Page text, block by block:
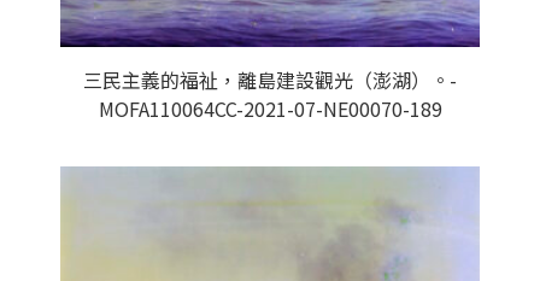
三民主義的福祉，離島建設觀光（澎湖）。-
MOFA110064CC-2021-07-NE00070-189